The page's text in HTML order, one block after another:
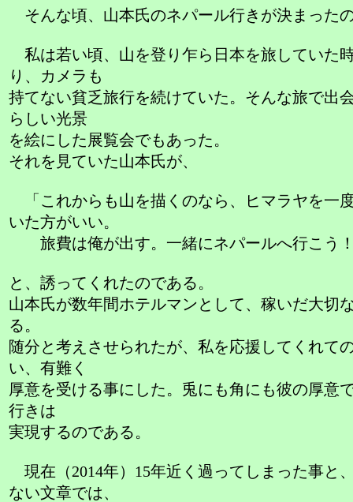
そんな頃、山本氏のネパール行きが決まった
私は若い頃、山を登り乍ら日本を旅していた
り、カメラも
持てない貧乏旅行を続けていた。そんな旅で出
らしい光景
を絵にした展覧会でもあった。
それを見ていた山本氏が、
「これからも山を描くのなら、ヒマラヤを一
いた方がいい。
旅費は俺が出す。一緒にネパールへ行こう
と、誘ってくれたのである。
山本氏が数年間ホテルマンとして、稼いだ大切
る。
随分と考えさせられたが、私を応援してくれて
い、有難く
厚意を受ける事にした。兎にも角にも彼の厚意
行きは
実現するのである。
現在（2014年）15年近く過ってしまった事と
ない文章では、